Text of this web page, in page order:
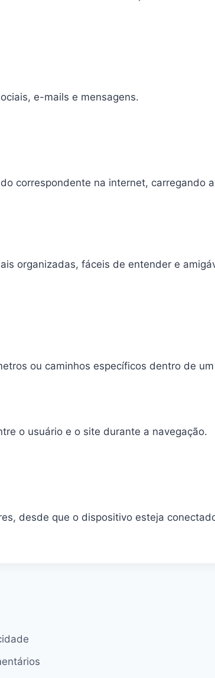
e-mails e mensagens.
correspondente na internet, carregando
organizadas, fáceis de entender e
ou caminhos específicos dentro de
o usuário e o site durante a navegação.
desde que o dispositivo esteja